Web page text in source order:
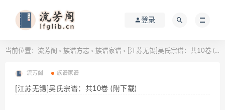
登录
当前位置： 流芳阁 > 族谱方志 > 族谱家谱 > [江苏无锡]吴氏宗谱：共10卷 (附下载)
流芳阁 族谱家谱
[江苏无锡]吴氏宗谱：共10卷 (附下载)